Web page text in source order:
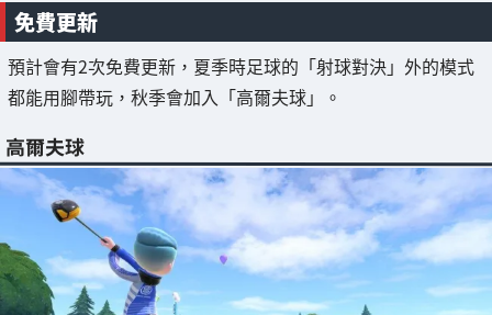
免費更新
預計會有2次免費更新，夏季時足球的「射球對決」外的模式
都能用腳帶玩，秋季會加入「高爾夫球」。
高爾夫球